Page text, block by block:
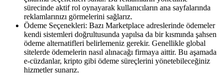
sürecinde aktif rol oynayarak kullanıcıların ana sayfalarında
reklamlarınızı görmelerini sağlarız.
Ödeme Seçenekleri: Bazı Marketplace adreslerinde ödemeler
kendi sistemleri doğrultusunda yapılsa da bir kısmında şahsen
ödeme alternatifleri belirlemeniz gerekir. Genellikle global
sitelerde ödemelerin nasıl alınacağı firmaya aittir. Bu aşamada
e-cüzdanlar, kripto gibi ödeme süreçlerini yönetebileceğiniz
hizmetler sunarız.